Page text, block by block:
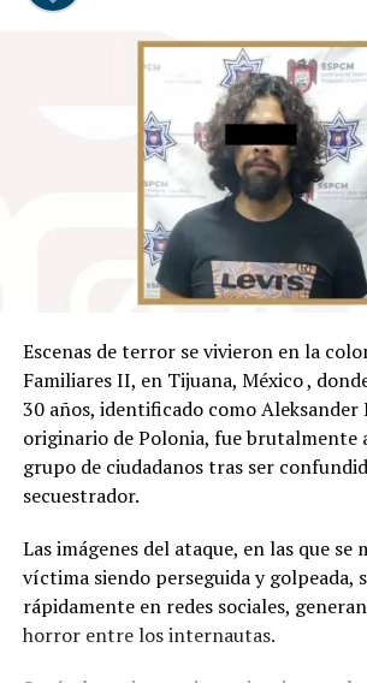
Escenas de terror se vivieron en la
Familiares II, en Tijuana, México ,
30 años, identificado como Aleksander
originario de Polonia, fue brutalmente
grupo de ciudadanos tras ser
secuestrador.
Las imágenes del ataque, en las que se
víctima siendo perseguida y golpeada,
rápidamente en redes sociales,
horror entre los internautas.